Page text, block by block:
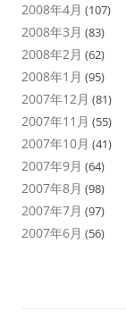
2008年4月 (107)
2008年3月 (83)
2008年2月 (62)
2008年1月 (95)
2007年12月 (81)
2007年11月 (55)
2007年10月 (41)
2007年9月 (64)
2007年8月 (98)
2007年7月 (97)
2007年6月 (56)